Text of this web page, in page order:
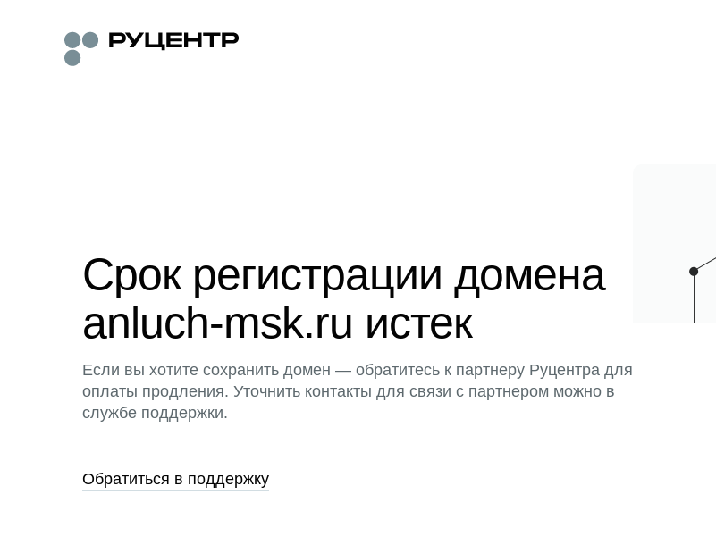
Срок регистрации домена
anluch-msk.ru истек
Если вы хотите сохранить домен — обратитесь к партнеру Руцентра для
оплаты продления. Уточнить контакты для связи с партнером можно в
службе поддержки.
Обратиться в поддержку